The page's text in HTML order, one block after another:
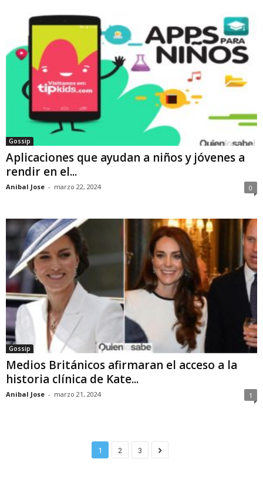
Gossip
Aplicaciones que ayudan a niños y jóvenes a
rendir en el...
Anibal Jose - marzo 22, 2024 0
Gossip
Medios Británicos afirmaran el acceso a la
historia clínica de Kate...
Anibal Jose - marzo 21, 2024 1
1 2 3